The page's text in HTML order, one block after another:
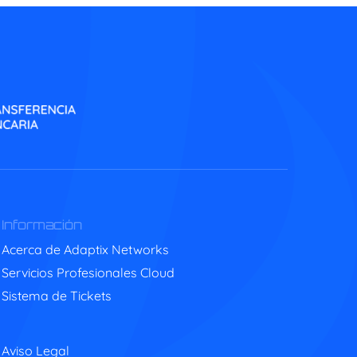
Información
Acerca de Adaptix Networks
Servicios Profesionales Cloud
Sistema de Tickets
Aviso Legal